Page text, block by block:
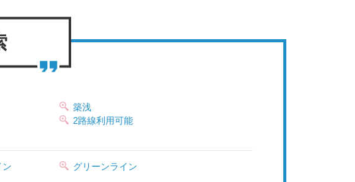
築浅
2路線利用可能
ン グリーンライン